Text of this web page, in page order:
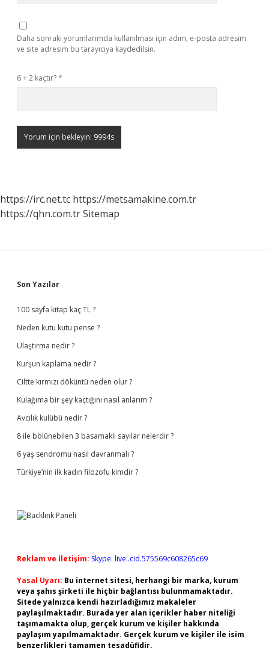
Daha sonraki yorumlarımda kullanılması için adım, e-posta adresim
ve site adresim bu tarayıcıya kaydedilsin.
6 + 2 kaçtır?*
https://irc.net.tc https://metsamakine.com.tr
https://qhn.com.trSitemap
Sidebar
Son Yazılar
100 sayfa kitap kaç TL ?
Neden kutu kutu pense ?
Ulaştırma nedir ?
Kurşun kaplama nedir ?
Ciltte kırmızı döküntü neden olur ?
Kulağıma bir şey kaçtığını nasıl anlarım ?
Avcılık kulübü nedir ?
8 ile bölünebilen 3 basamaklı sayılar nelerdir ?
6 yaş sendromu nasıl davranmalı ?
Türkiye’nin ilk kadın filozofu kimdir ?
Reklam ve İletişim: Skype: live:.cid.575569c608265c69
Yasal Uyarı: Bu internet sitesi, herhangi bir marka, kurum
veya şahıs şirketi ile hiçbir bağlantısı bulunmamaktadır.
Sitede yalnızca kendi hazırladığımız makaleler
paylaşılmaktadır. Burada yer alan içerikler haber niteliği
taşımamakta olup, gerçek kurum ve kişiler hakkında
paylaşım yapılmamaktadır. Gerçek kurum ve kişiler ile isim
benzerlikleri tamamen tesadüfidir.